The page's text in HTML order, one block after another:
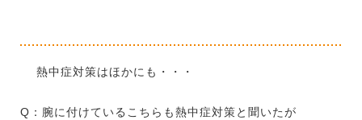
熱中症対策はほかにも・・・
Q：腕に付けているこちらも熱中症対策と聞いたが